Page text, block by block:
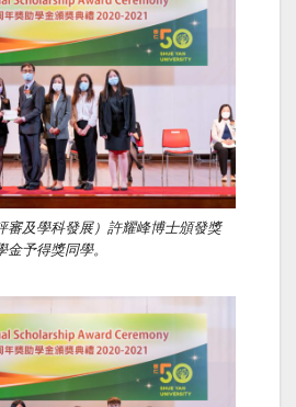
審及學科發展）許耀峰博士頒發獎
金予得獎同學。